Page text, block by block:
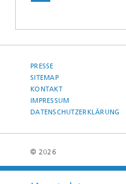
PRESSE
SITEMAP
KONTAKT
IMPRESSUM
DATENSCHUTZERKLÄRUNG
© 2026